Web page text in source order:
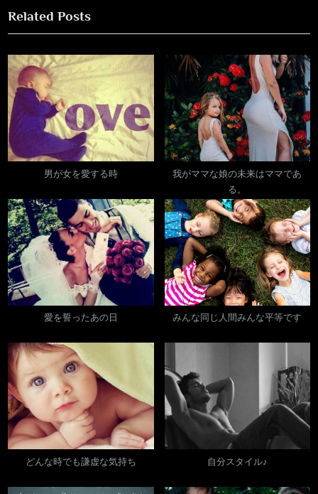
稿
ナ
ビ
ゲ
ー
シ
ン
e
v
i
o
u
P
s
:
t
P
s
t
:
Related Posts
男が女を愛する時
我がママな娘の未来はママであ
る。
愛を誓ったあの日 みんな同じ人間みんな平等です
どんな時でも謙虚な気持ち 自分スタイル♪